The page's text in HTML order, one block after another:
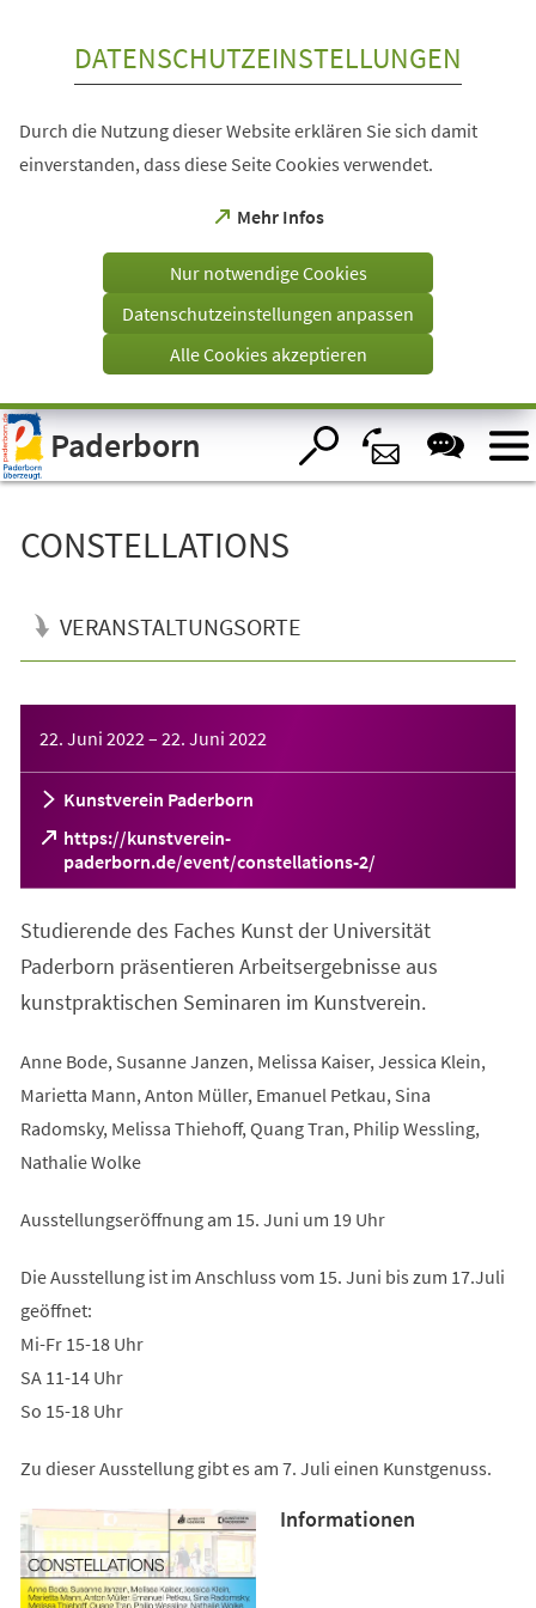
Visuelle
Assistenzsoftware
öffnen.
DATENSCHUTZEINSTELLUNGEN
Durch die Nutzung dieser Website erklären Sie sich damit
einverstanden, dass diese Seite Cookies verwendet.
Mehr Infos
(Öffnet
einem
Tab)
Nur notwendige Cookies
Datenschutzeinstellungen anpassen
Alle Cookies akzeptieren
Paderborn
CONSTELLATIONS
VERANSTALTUNGSORTE
22. Juni 2022 – 22. Juni 2022
Kunstverein Paderborn
https://kunstverein-
paderborn.de/event/constellations-2/
(Öffnet
in
neuen
Tab)
Studierende des Faches Kunst der Universität
Paderborn präsentieren Arbeitsergebnisse aus
kunstpraktischen Seminaren im Kunstverein.
Anne Bode, Susanne Janzen, Melissa Kaiser, Jessica Klein,
Marietta Mann, Anton Müller, Emanuel Petkau, Sina
Radomsky, Melissa Thiehoff, Quang Tran, Philip Wessling,
Nathalie Wolke
Ausstellungseröffnung am 15. Juni um 19 Uhr
Die Ausstellung ist im Anschluss vom 15. Juni bis zum 17.Juli
geöffnet:
Mi-Fr 15-18 Uhr
SA 11-14 Uhr
So 15-18 Uhr
Zu dieser Ausstellung gibt es am 7. Juli einen Kunstgenuss.
Informationen